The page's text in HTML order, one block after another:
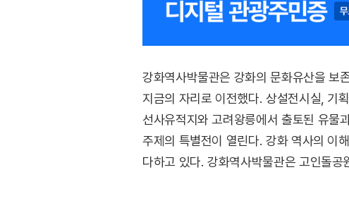
강화역사박물관은 강화의 문화유산을 보
지금의 자리로 이전했다. 상설전시실, 기
선사유적지와 고려왕릉에서 출토된 유물
주제의 특별전이 열린다. 강화 역사의 이
다하고 있다. 강화역사박물관은 고인돌